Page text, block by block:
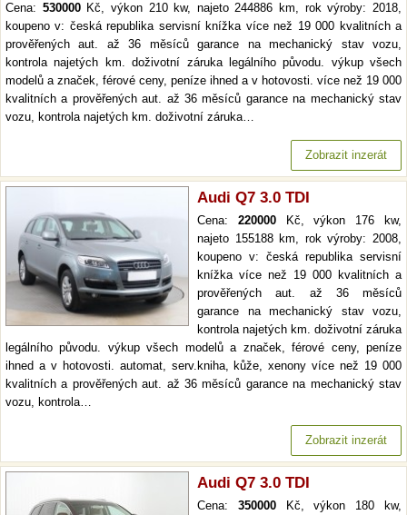
Cena: 530000Kč, výkon 210 kw, najeto 244886 km, rok výroby: 2018,
koupeno v: česká republika servisní knížka více než 19 000 kvalitních a
prověřených aut. až 36 měsíců garance na mechanický stav vozu,
kontrola najetých km. doživotní záruka legálního původu. výkup všech
modelů a značek, férové ceny, peníze ihned a v hotovosti. více než 19 000
kvalitních a prověřených aut. až 36 měsíců garance na mechanický stav
vozu, kontrola najetých km. doživotní záruka…
Zobrazit inzerát
Audi Q7 3.0 TDI
Cena: 220000Kč, výkon 176 kw,
najeto 155188 km, rok výroby: 2008,
koupeno v: česká republika servisní
knížka více než 19 000 kvalitních a
prověřených aut. až 36 měsíců
garance na mechanický stav vozu,
kontrola najetých km. doživotní záruka
legálního původu. výkup všech modelů a značek, férové ceny, peníze
ihned a v hotovosti. automat, serv.kniha, kůže, xenony více než 19 000
kvalitních a prověřených aut. až 36 měsíců garance na mechanický stav
vozu, kontrola…
Zobrazit inzerát
Audi Q7 3.0 TDI
Cena: 350000Kč, výkon 180 kw,